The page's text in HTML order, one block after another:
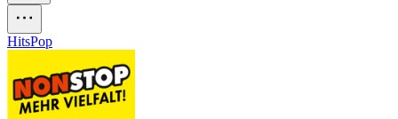
HitsPop